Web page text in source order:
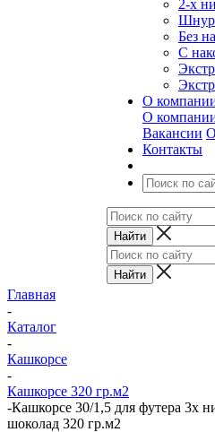
2-х
Без
С
О
О
Вакансии
Контакты
Главная
-
Каталог
-
Кашкорсе
-
Кашкорсе 320 гр.м2
-Кашкорсе 30/1,5 для футера 3х
шоколад 320 гр.м2